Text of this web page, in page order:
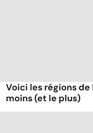
Voici les régions de
moins (et le plus)